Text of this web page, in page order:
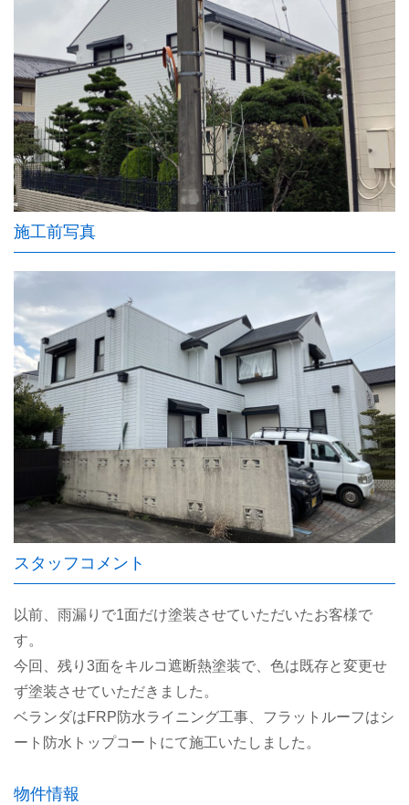
施工前写真
スタッフコメント
以前、雨漏りで1面だけ塗装させていただいたお客様で
す。
今回、残り3面をキルコ遮断熱塗装で、色は既存と変更せ
ず塗装させていただきました。
ベランダはFRP防水ライニング工事、フラットルーフはシ
ート防水トップコートにて施工いたしました。
物件情報